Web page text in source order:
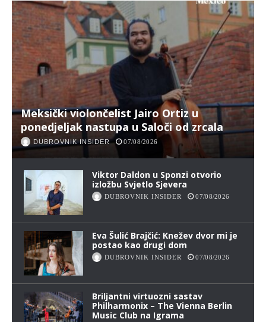
Meksički violončelist Jairo Ortiz u
ponedjeljak nastupa u Saloči od zrcala
DUBROVNIK INSIDER 07/08/2026
Viktor Daldon u Sponzi otvorio
izložbu Svjetlo Sjevera
DUBROVNIK INSIDER 07/08/2026
Eva Šulić Brajčić: Knežev dvor mi je
postao kao drugi dom
DUBROVNIK INSIDER 07/08/2026
Briljantni virtuozni sastav
Philharmonix – The Vienna Berlin
Music Club na Igrama